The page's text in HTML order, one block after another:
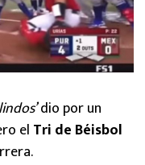
dio por un
el Tri de Béisbol